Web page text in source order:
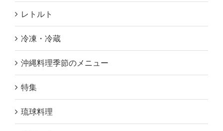
レトルト
冷凍・冷蔵
沖縄料理季節のメニュー
特集
琉球料理